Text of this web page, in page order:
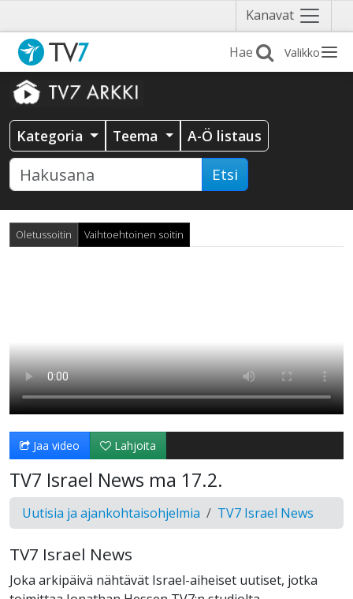
Kanavat Näytä
valikko
Valikko
Kategoria Teema A-Ö listaus
Etsi
Oletussoitin Vaihtoehtoinen soitin
Jaa video Lahjoita
TV7 Israel News ma 17.2.
Uutisia ja ajankohtaisohjelmia TV7 Israel News
TV7 Israel News
Joka arkipäivä nähtävät Israel-aiheiset uutiset, jotka